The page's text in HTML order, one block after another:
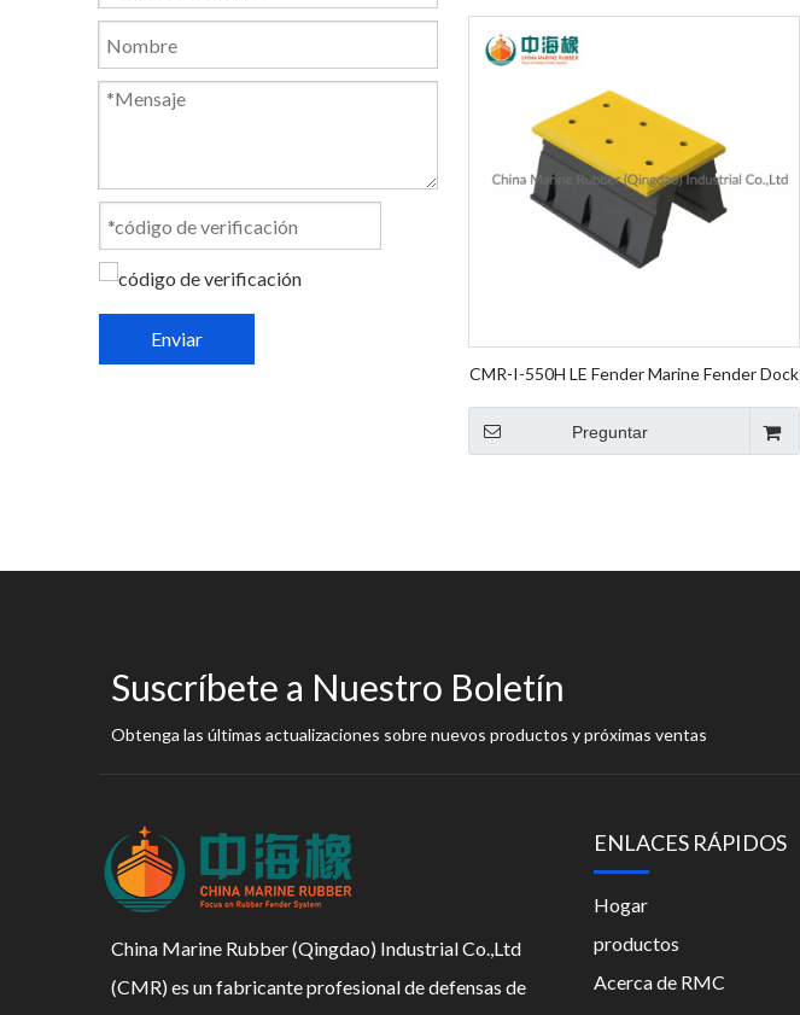
Enviar
CMR-I-550H LE Fender Marine Fender Dock
Fender
Preguntar
Suscríbete a Nuestro Boletín
Obtenga las últimas actualizaciones sobre nuevos productos y próximas ventas
China Marine Rubber (Qingdao) Industrial Co.,Ltd
(CMR) es un fabricante profesional de defensas de
ENLACES RÁPIDOS
Hogar
productos
Acerca de RMC